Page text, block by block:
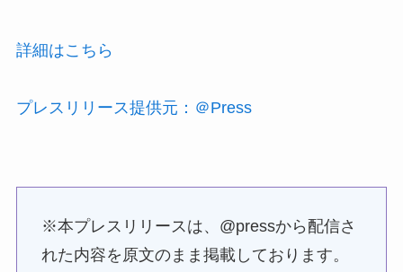
詳細はこちら
プレスリリース提供元：＠Press
※本プレスリリースは、@pressから配信さ
れた内容を原文のまま掲載しております。